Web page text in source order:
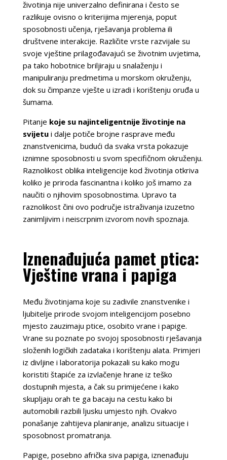
životinja nije univerzalno definirana i često se
razlikuje ovisno o kriterijima mjerenja, poput
sposobnosti učenja, rješavanja problema ili
društvene interakcije. Različite vrste razvijale su
svoje vještine prilagođavajući se životnim uvjetima,
pa tako hobotnice briljiraju u snalaženju i
manipuliranju predmetima u morskom okruženju,
dok su čimpanze vješte u izradi i korištenju oruđa u
šumama.
Pitanje koje su najinteligentnije životinje na
svijetui dalje potiče brojne rasprave među
znanstvenicima, budući da svaka vrsta pokazuje
iznimne sposobnosti u svom specifičnom okruženju.
Raznolikost oblika inteligencije kod životinja otkriva
koliko je priroda fascinantna i koliko još imamo za
naučiti o njihovim sposobnostima. Upravo ta
raznolikost čini ovo područje istraživanja izuzetno
zanimljivim i neiscrpnim izvorom novih spoznaja.
Iznenađujuća pamet ptica:
Vještine vrana i papiga
Među životinjama koje su zadivile znanstvenike i
ljubitelje prirode svojom inteligencijom posebno
mjesto zauzimaju ptice, osobito vrane i papige.
Vrane su poznate po svojoj sposobnosti rješavanja
složenih logičkih zadataka i korištenju alata. Primjeri
iz divljine i laboratorija pokazali su kako mogu
koristiti štapiće za izvlačenje hrane iz teško
dostupnih mjesta, a čak su primijećene i kako
skupljaju orah te ga bacaju na cestu kako bi
automobili razbili ljusku umjesto njih. Ovakvo
ponašanje zahtijeva planiranje, analizu situacije i
sposobnost promatranja.
Papige, posebno afrička siva papiga, iznenađuju